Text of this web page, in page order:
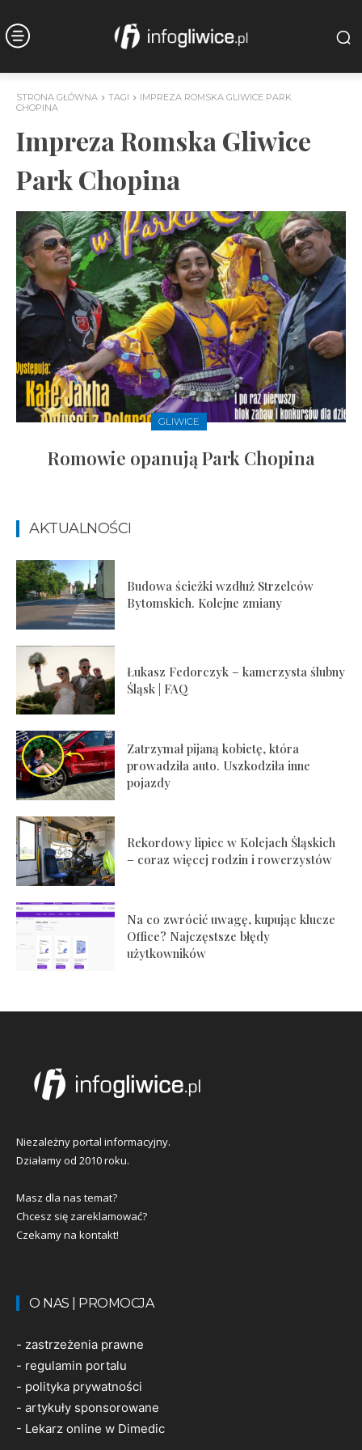
STRONA GŁÓWNA TAGI
IMPREZA ROMSKA GLIWICE PARK
CHOPINA
Impreza Romska Gliwice
Park Chopina
GLIWICE
Romowie opanują Park Chopina
AKTUALNOŚCI
Budowa ścieżki wzdłuż Strzelców
Bytomskich. Kolejne zmiany
Łukasz Fedorczyk – kamerzysta ślubny
Śląsk | FAQ
Zatrzymał pijaną kobietę, która
prowadziła auto. Uszkodziła inne
pojazdy
Rekordowy lipiec w Kolejach Śląskich
– coraz więcej rodzin i rowerzystów
Na co zwrócić uwagę, kupując klucze
Office? Najczęstsze błędy
użytkowników
Niezależny portal informacyjny.
Działamy od 2010 roku.
Masz dla nas temat?
Chcesz się zareklamować?
Czekamy na kontakt!
O NAS | PROMOCJA
- zastrzeżenia prawne
- regulamin portalu
- polityka prywatności
- artykuły sponsorowane
- Lekarz online w Dimedic